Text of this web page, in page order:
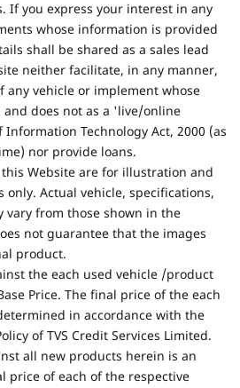
If you express your interest in any
whose information is provided
shall be shared as a sales lead
neither facilitate, in any manner,
any vehicle or implement whose
does not as a 'live/online
Technology Act, 2000 (as
nor provide loans.
Website are for illustration and
only. Actual vehicle, specifications,
vary from those shown in the
not guarantee that the images
product.
the each used vehicle /product
Price. The final price of the each
in accordance with the
of TVS Credit Services Limited.
all new products herein is an
price of each of the respective